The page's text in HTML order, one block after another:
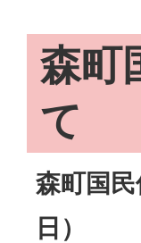
森町
て
森町国
日）